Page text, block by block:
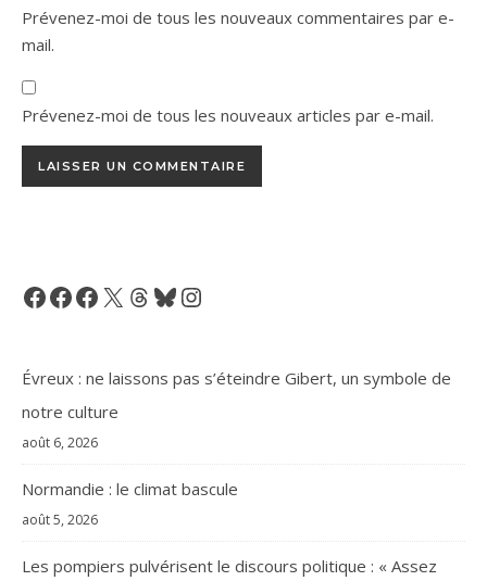
Prévenez-moi de tous les nouveaux commentaires par e-
mail.
Prévenez-moi de tous les nouveaux articles par e-mail.
Facebook
Facebook
Facebook
X Threads
BlueskyInstagram
Évreux : ne laissons pas s’éteindre Gibert, un symbole de
notre culture
août 6, 2026
Normandie : le climat bascule
août 5, 2026
Les pompiers pulvérisent le discours politique : « Assez